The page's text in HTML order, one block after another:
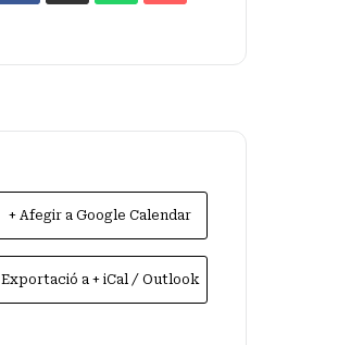
+ Afegir a Google Calendar
Exportació a + iCal / Outlook